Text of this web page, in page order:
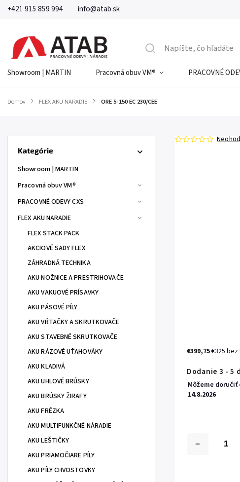
+421 915 859 994 info@atab.sk
Showroom | MARTIN Pracovná obuv VM® PRACOVNÉ
Domov / FLEX AKU NARADIE / ORE 5-150 EC 230/CEE
Kategórie
Showroom | MARTIN
Pracovná obuv VM®
PRACOVNÉ ODEVY CXS
FLEX AKU NARADIE
FLEX STACK PACK
AKCIOVÉ SADY FLEX
ZÁHRADNÁ TECHNIKA
AKU NOŽNICE A PRESTRIHOVAČE
AKU VAKUOVÉ PRÍSAVKY
AKU PÁSOVÉ PÍLY
AKU VŔTAČKY A SKRUTKOVAČE
AKU STAVEBNÉ SKRUTKOVAČE
AKU RÁZOVÉ UŤAHOVÁKY
AKU KLADIVÁ
AKU UHLOVÉ BRÚSKY
AKU BRÚSKY ŽIRAFY
AKU FRÉZKA
AKU MULTIFUNKČNÉ NÁRADIE
AKU LEŠTIČKY
AKU PRIAMOČIARE PÍLY
AKU PÍLY CHVOSTOVKY
€399,75€325 bez
Dodanie 3 - 5
Môžeme doručiť
14.8.2026